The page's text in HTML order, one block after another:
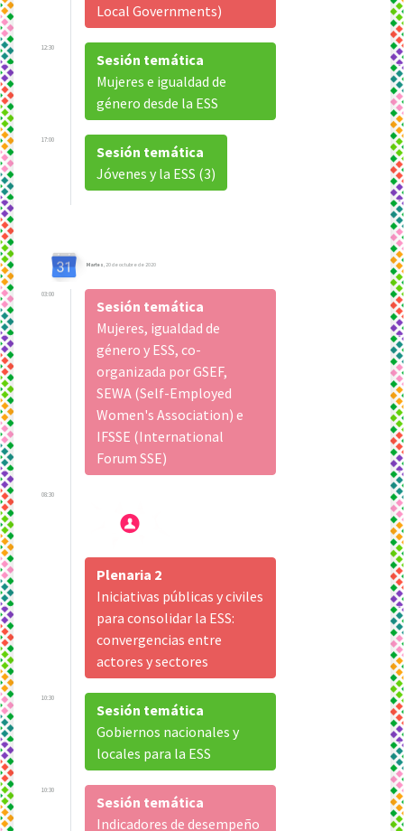
Local Governments)
12:30
Sesión temática
Mujeres e igualdad de
género desde la ESS
17:00
Sesión temática
Jóvenes y la ESS (3)
Martes, 20 de octubre de 2020
03:00
Sesión temática
Mujeres, igualdad de
género y ESS, co-
organizada por GSEF,
SEWA (Self-Employed
Women's Association) e
IFSSE (International
Forum SSE)
08:30
Plenaria 2
Iniciativas públicas y civiles
para consolidar la ESS:
convergencias entre
actores y sectores
10:30
Sesión temática
Gobiernos nacionales y
locales para la ESS
10:30
Sesión temática
Indicadores de desempeño